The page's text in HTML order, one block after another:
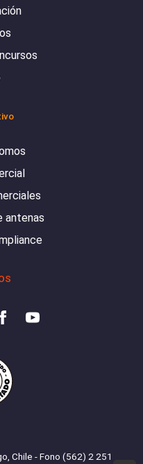
antenas
Chile - Fono (562) 2 251